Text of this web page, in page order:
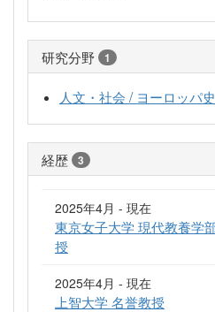
研究分野 1
人文・社会 / ヨーロッパ
経歴 3
2025年4月 - 現在
東京女子大学 現代教養学
授
2025年4月 - 現在
上智大学 名誉教授